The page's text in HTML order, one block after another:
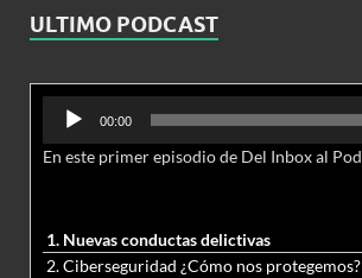
ULTIMO PODCAST
Reproductor
audio
00:00
1. Nuevas conductas delictivas
2. Ciberseguridad ¿Cómo nos protegemos?